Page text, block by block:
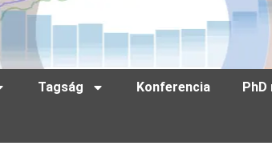
Tagság Konferencia PhD